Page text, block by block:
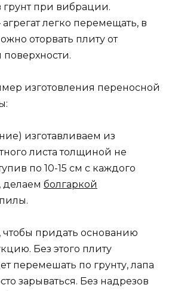
грунт при вибрации.
легко перемещать, в
оторвать плиту от
изготовления переносной
изготавливаем из
листа толщиной не
по 10-15 см с каждого
делаем болгаркой
чтобы придать основанию
Без этого плиту
перемешать по грунту, лапа
зарываться. Без надрезов